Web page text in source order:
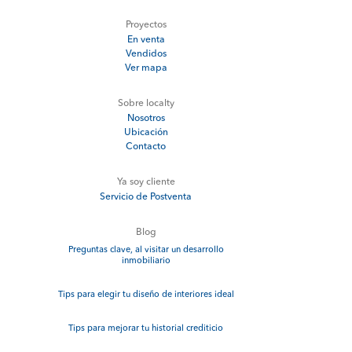
Proyectos
En venta
Vendidos
Ver mapa
Sobre localty
Nosotros
Ubicación
Contacto
Ya soy cliente
Servicio de Postventa
Blog
Preguntas clave, al visitar un desarrollo
inmobiliario
Tips para elegir tu diseño de interiores ideal
Tips para mejorar tu historial crediticio